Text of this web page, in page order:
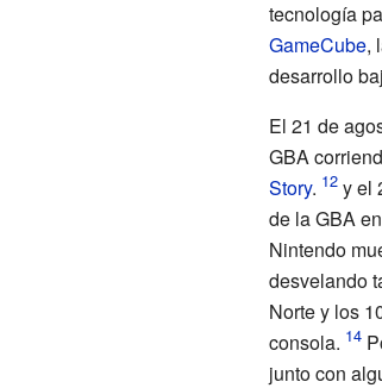
tecnología
GameCube,
desarrollo
El 21 de
GBA
Story.
y el
de la GBA
Nintendo
desvelando
Norte y los
consola.
junto con